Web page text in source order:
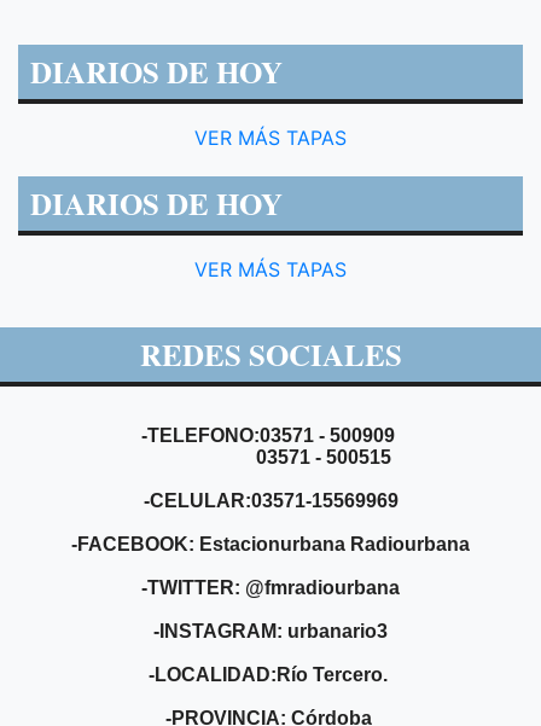
DIARIOS DE HOY
VER MÁS TAPAS
DIARIOS DE HOY
VER MÁS TAPAS
REDES SOCIALES
-TELEFONO:03571 - 500909
03571 - 500515
-CELULAR:03571-15569969
-FACEBOOK: Estacionurbana Radiourbana
-TWITTER: @fmradiourbana
-INSTAGRAM: urbanario3
-LOCALIDAD:Río Tercero.
-PROVINCIA: Córdoba